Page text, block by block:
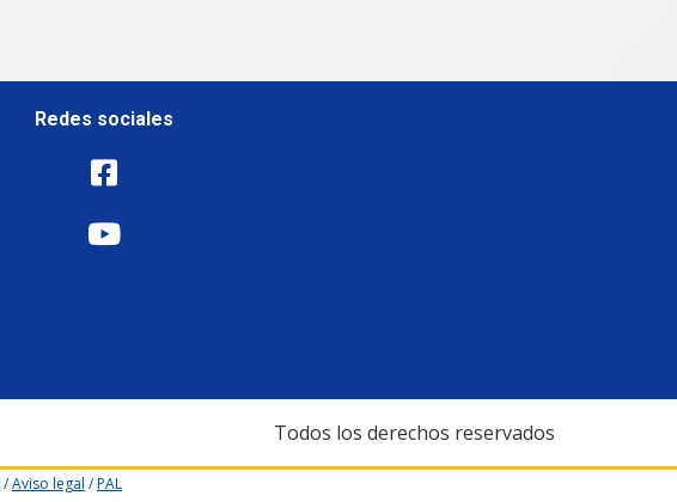
Redes sociales
Todos los derechos reservados
/Aviso legal /PAL